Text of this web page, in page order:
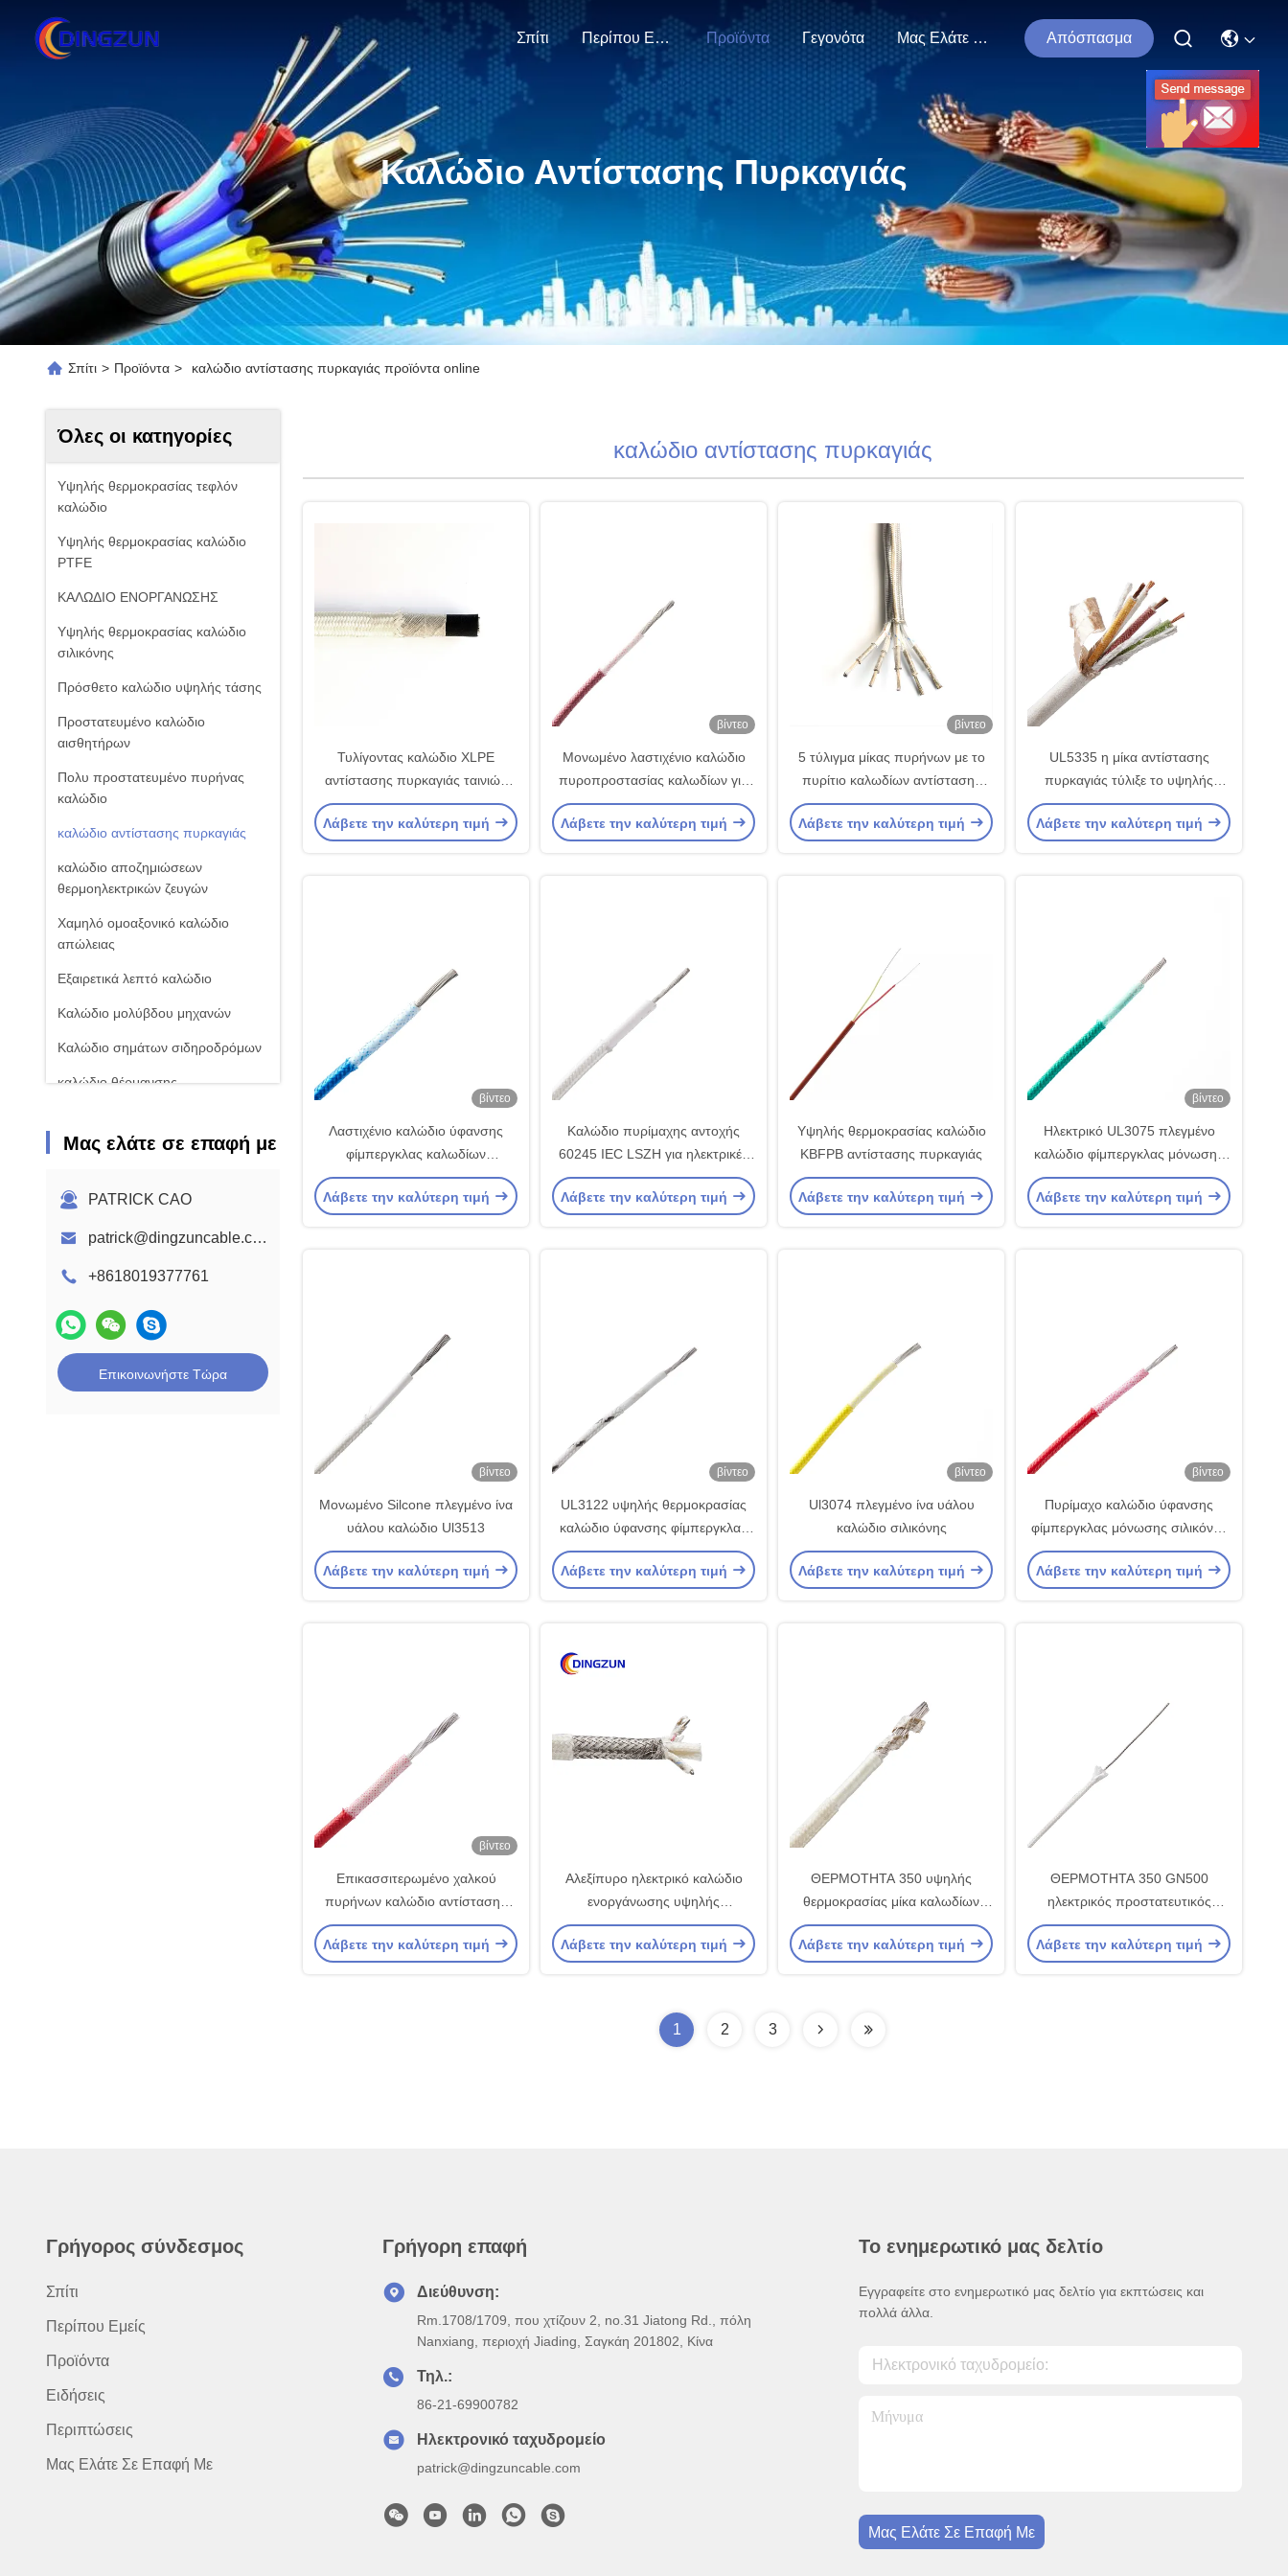
Σπίτι Περίπου Εμείς Προϊόντα Γεγονότα Μας Ελάτε Σε Επαφή Με Απόσπασμα
Καλώδιο Αντίστασης Πυρκαγιάς
Σπίτι > Προϊόντα > καλώδιο αντίστασης πυρκαγιάς προϊόντα online
Όλες οι κατηγορίες
Υψηλής θερμοκρασίας τεφλόν
καλώδιο
Υψηλής θερμοκρασίας καλώδιο
PTFE
ΚΑΛΩΔΙΟ ΕΝΟΡΓΑΝΩΣΗΣ
Υψηλής θερμοκρασίας καλώδιο
σιλικόνης
Πρόσθετο καλώδιο υψηλής τάσης
Προστατευμένο καλώδιο
αισθητήρων
Πολυ προστατευμένο πυρήνας
καλώδιο
καλώδιο αντίστασης πυρκαγιάς
καλώδιο αποζημιώσεων
θερμοηλεκτρικών ζευγών
Χαμηλό ομοαξονικό καλώδιο
απώλειας
Εξαιρετικά λεπτό καλώδιο
Καλώδιο μολύβδου μηχανών
Καλώδιο σημάτων σιδηροδρόμων
καλώδιο θέρμανσης
Μας ελάτε σε επαφή με
PATRICK CAO
patrick@dingzuncable.com
+8618019377761
Επικοινωνήστε Τώρα
καλώδιο αντίστασης πυρκαγιάς
Τυλίγοντας καλώδιο XLPE
αντίστασης πυρκαγιάς ταινιών
μίκας ίνας υάλου που μονώνεται
Λάβετε την καλύτερη τιμή
βίντεο
Μονωμένο λαστιχένιο καλώδιο
πυροπροστασίας καλωδίων για
τις ηλεκτρονικές συσκευές
Λάβετε την καλύτερη τιμή
βίντεο
5 τύλιγμα μίκας πυρήνων με το
πυρίτιο καλωδίων αντίστασης
πυρκαγιάς ανιχνευτών που
ντύνεται
Λάβετε την καλύτερη τιμή
UL5335 η μίκα αντίστασης
πυρκαγιάς τύλιξε το υψηλής
θερμοκρασίας καλώδιο για την
ενοργάνωση
Λάβετε την καλύτερη τιμή
βίντεο
Λαστιχένιο καλώδιο ύφανσης
φίμπεργκλας καλωδίων
αντίστασης πυρκαγιάς μόνωσης
σιλικόνης
Λάβετε την καλύτερη τιμή
Καλώδιο πυρίμαχης αντοχής
60245 IEC LSZH για ηλεκτρικές
συσκευές με συμπαγή έλικα
Λάβετε την καλύτερη τιμή
Υψηλής θερμοκρασίας καλώδιο
KBFPB αντίστασης πυρκαγιάς
Λάβετε την καλύτερη τιμή
βίντεο
Ηλεκτρικό UL3075 πλεγμένο
καλώδιο φίμπεργκλας μόνωσης
σιλικόνης λαστιχένιο για το
φωτισμό
Λάβετε την καλύτερη τιμή
βίντεο
Μονωμένο Silcone πλεγμένο ίνα
υάλου καλώδιο Ul3513
Λάβετε την καλύτερη τιμή
βίντεο
UL3122 υψηλής θερμοκρασίας
καλώδιο ύφανσης φίμπεργκλας
για το φούρνο εγχώριου
ψησίματος
Λάβετε την καλύτερη τιμή
βίντεο
Ul3074 πλεγμένο ίνα υάλου
καλώδιο σιλικόνης
Λάβετε την καλύτερη τιμή
βίντεο
Πυρίμαχο καλώδιο ύφανσης
φίμπεργκλας μόνωσης σιλικόνης
λαστιχένιο για την ενοργάνωση
Λάβετε την καλύτερη τιμή
βίντεο
Επικασσιτερωμένο χαλκού
πυρήνων καλώδιο αντίστασης
πυρκαγιάς σιλικόνης μονωμένο
λάστιχο για ηλεκτρικό
Λάβετε την καλύτερη τιμή
Αλεξίπυρο ηλεκτρικό καλώδιο
ενοργάνωσης υψηλής
θερμοκρασίας
Λάβετε την καλύτερη τιμή
ΘΕΡΜΟΤΗΤΑ 350 υψηλής
θερμοκρασίας μίκα καλωδίων
αντίστασης πυρκαγιάς GN350
που τυλίγεται για την
Λάβετε την καλύτερη τιμή
ΘΕΡΜΟΤΗΤΑ 350 GN500
ηλεκτρικός προστατευτικός
καλωδίων υψηλής τάσης
πυρίμαχος
Λάβετε την καλύτερη τιμή
1 2 3
Γρήγορος σύνδεσμος
Σπίτι
Περίπου Εμείς
Προϊόντα
Ειδήσεις
Περιπτώσεις
Μας Ελάτε Σε Επαφή Με
Γρήγορη επαφή
Διεύθυνση:
Rm.1708/1709, που χτίζουν 2, no.31 Jiatong Rd., πόλη
Nanxiang, περιοχή Jiading, Σαγκάη 201802, Κίνα
Τηλ.:
86-21-69900782
Ηλεκτρονικό ταχυδρομείο
patrick@dingzuncable.com
Το ενημερωτικό μας δελτίο
Εγγραφείτε στο ενημερωτικό μας δελτίο για εκπτώσεις και
πολλά άλλα.
Μας Ελάτε Σε Επαφή Με